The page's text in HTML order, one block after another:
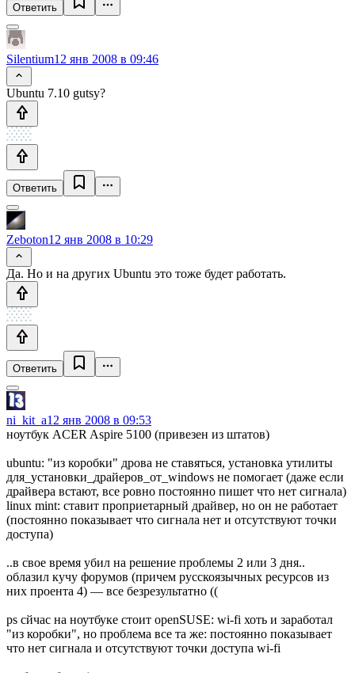
Ответить
Silentium12 янв 2008 в 09:46
Ubuntu 7.10 gutsy?
Ответить
Zeboton12 янв 2008 в 10:29
Да. Но и на других Ubuntu это тоже будет работать.
Ответить
ni_kit_a12 янв 2008 в 09:53
ноутбук ACER Aspire 5100 (привезен из штатов)
ubuntu: "из коробки" дрова не ставяться, установка утилиты
для_установки_драйеров_от_windows не помогает (даже если
драйвера встают, все ровно постоянно пишет что нет сигнала)
linux mint: ставит проприетарный драйвер, но он не работает
(постоянно показывает что сигнала нет и отсутствуют точки
доступа)
..в свое время убил на решение проблемы 2 или 3 дня..
облазил кучу форумов (причем русскоязычных ресурсов из
них проента 4) — все безрезультатно ((
ps сйчас на ноутбуке стоит openSUSE: wi-fi хоть и заработал
"из коробки", но проблема все та же: постоянно показывает
что нет сигнала и отсутствуют точки доступа wi-fi